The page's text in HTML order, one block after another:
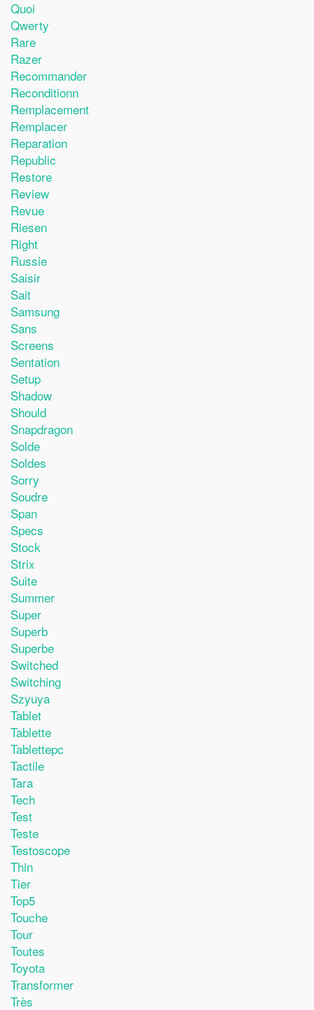
Quoi
Qwerty
Rare
Razer
Recommander
Reconditionn
Remplacement
Remplacer
Reparation
Republic
Restore
Review
Revue
Riesen
Right
Russie
Saisir
Sait
Samsung
Sans
Screens
Sentation
Setup
Shadow
Should
Snapdragon
Solde
Soldes
Sorry
Soudre
Span
Specs
Stock
Strix
Suite
Summer
Super
Superb
Superbe
Switched
Switching
Szyuya
Tablet
Tablette
Tablettepc
Tactile
Tara
Tech
Test
Teste
Testoscope
Thin
Tier
Top5
Touche
Tour
Toutes
Toyota
Transformer
Très